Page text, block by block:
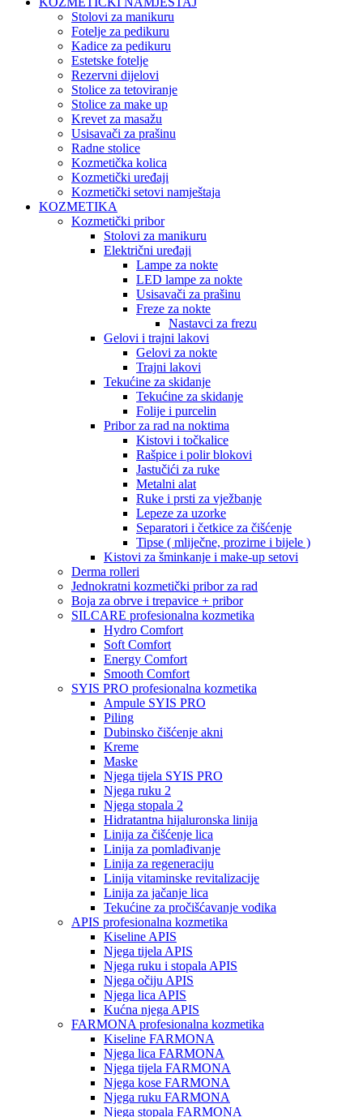
Stolovi za manikuru
Fotelje za pedikuru
Kadice za pedikuru
Estetske fotelje
Rezervni dijelovi
Stolice za tetoviranje
Stolice za make up
Krevet za masažu
Usisavači za prašinu
Radne stolice
Kozmetička kolica
Kozmetički uređaji
Kozmetički setovi namještaja
KOZMETIKA
Kozmetički pribor
Stolovi za manikuru
Električni uređaji
Lampe za nokte
LED lampe za nokte
Usisavači za prašinu
Freze za nokte
Nastavci za frezu
Gelovi i trajni lakovi
Gelovi za nokte
Trajni lakovi
Tekućine za skidanje
Tekućine za skidanje
Folije i purcelin
Pribor za rad na noktima
Kistovi i točkalice
Rašpice i polir blokovi
Jastučići za ruke
Metalni alat
Ruke i prsti za vježbanje
Lepeze za uzorke
Separatori i četkice za čišćenje
Tipse ( mliječne, prozirne i bijele )
Kistovi za šminkanje i make-up setovi
Derma rolleri
Jednokratni kozmetički pribor za rad
Boja za obrve i trepavice + pribor
SILCARE profesionalna kozmetika
Hydro Comfort
Soft Comfort
Energy Comfort
Smooth Comfort
SYIS PRO profesionalna kozmetika
Ampule SYIS PRO
Piling
Dubinsko čišćenje akni
Kreme
Maske
Njega tijela SYIS PRO
Njega ruku 2
Njega stopala 2
Hidratantna hijaluronska linija
Linija za čišćenje lica
Linija za pomlađivanje
Linija za regeneraciju
Linija vitaminske revitalizacije
Linija za jačanje lica
Tekućine za pročišćavanje vodika
APIS profesionalna kozmetika
Kiseline APIS
Njega tijela APIS
Njega ruku i stopala APIS
Njega očiju APIS
Njega lica APIS
Kućna njega APIS
FARMONA profesionalna kozmetika
Kiseline FARMONA
Njega lica FARMONA
Njega tijela FARMONA
Njega kose FARMONA
Njega ruku FARMONA
Njega stopala FARMONA